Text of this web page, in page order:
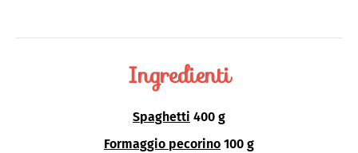
Ingredienti
Spaghetti 400 g
Formaggio pecorino 100 g